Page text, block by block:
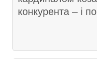
конкурента – і